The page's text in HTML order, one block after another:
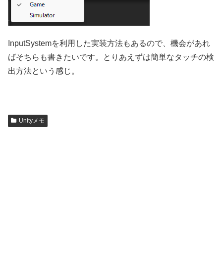
InputSystemを利用した実装方法もあるので、機会があれ
ばそちらも書きたいです。とりあえずは簡単なタッチの検
出方法という感じ。
Unityメモ